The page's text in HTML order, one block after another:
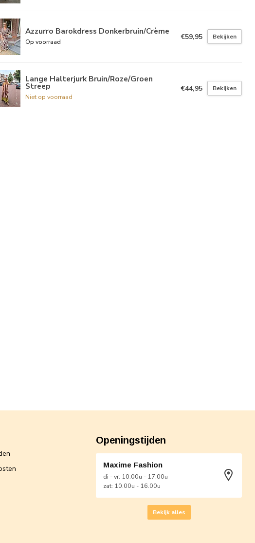
Azzurro Barokdress Donkerbruin/Crème
Op voorraad
€59,95 Bekijken
Lange Halterjurk Bruin/Roze/Groen
Streep
Niet op voorraad
€44,95 Bekijken
Openingstijden
Maxime Fashion
di - vr: 10.00u - 17.00u
zat: 10.00u - 16.00u
Bekijk alles